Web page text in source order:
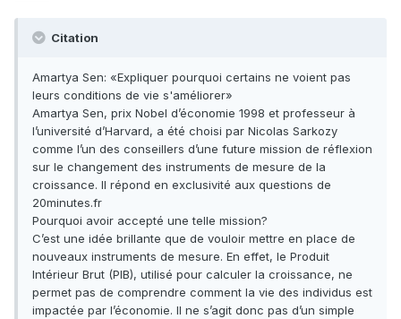
Citation
Amartya Sen: «Expliquer pourquoi certains ne voient pas
leurs conditions de vie s'améliorer»
Amartya Sen, prix Nobel d’économie 1998 et professeur à
l’université d’Harvard, a été choisi par Nicolas Sarkozy
comme l’un des conseillers d’une future mission de réflexion
sur le changement des instruments de mesure de la
croissance. Il répond en exclusivité aux questions de
20minutes.fr
Pourquoi avoir accepté une telle mission?
C’est une idée brillante que de vouloir mettre en place de
nouveaux instruments de mesure. En effet, le Produit
Intérieur Brut (PIB), utilisé pour calculer la croissance, ne
permet pas de comprendre comment la vie des individus est
impactée par l’économie. Il ne s’agit donc pas d’un simple